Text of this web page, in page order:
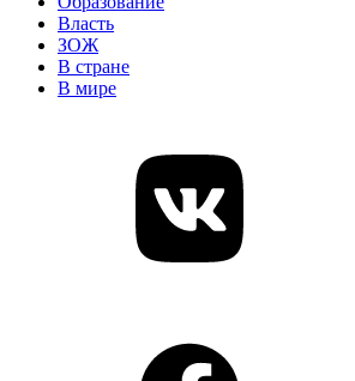
Власть
ЗОЖ
В стране
В мире